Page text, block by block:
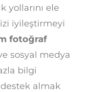
yollarını ele
iyileştirmeyi
fotoğraf
sosyal medya
bilgi
almak